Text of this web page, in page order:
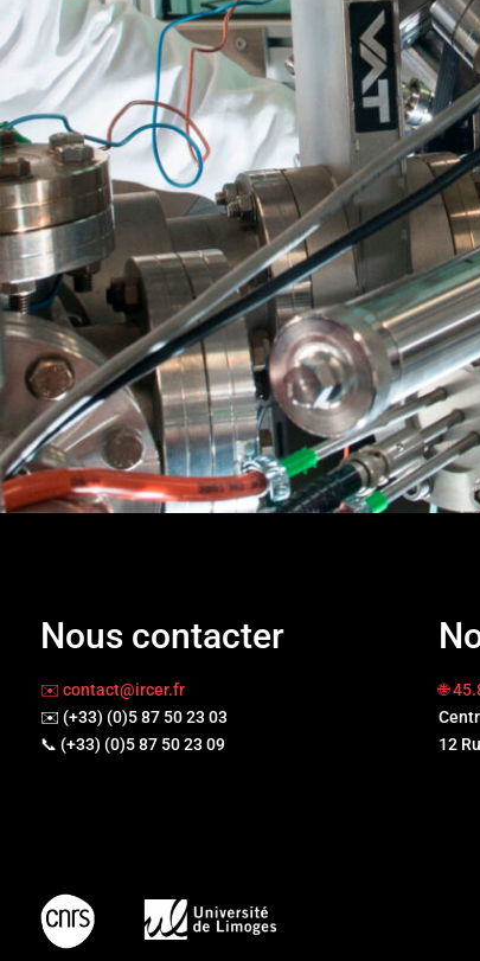
Nous contacter
✉️ contact@ircer.fr
✉️ (+33) (0)5 87 50 23 03
📞 (+33) (0)5 87 50 23 09
🌐
12